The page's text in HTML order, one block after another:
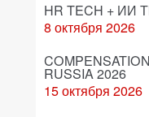
HR TECH +
8 октября 2026
RUSSIA 2026
15 октября 2026